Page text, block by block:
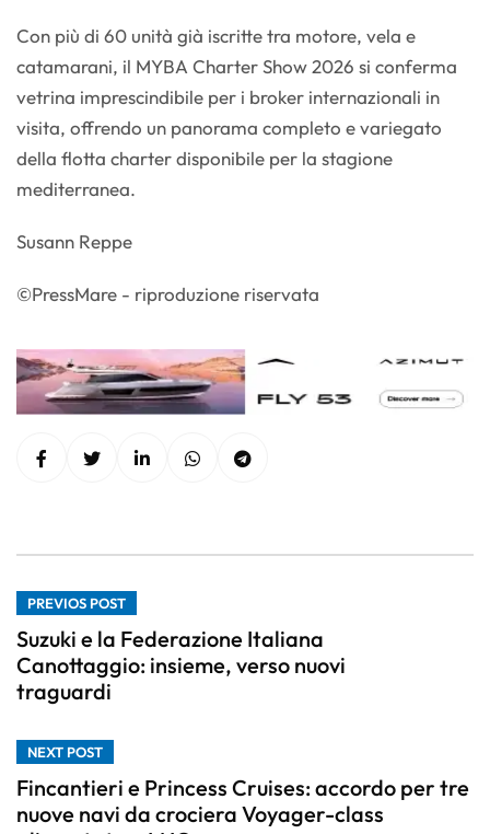
Con più di 60 unità già iscritte tra motore, vela e
catamarani, il MYBA Charter Show 2026 si conferma
vetrina imprescindibile per i broker internazionali in
visita, offrendo un panorama completo e variegato
della flotta charter disponibile per la stagione
mediterranea.
Susann Reppe
©PressMare - riproduzione riservata
PREVIOS POST
Suzuki e la Federazione Italiana
Canottaggio: insieme, verso nuovi
traguardi
NEXT POST
Fincantieri e Princess Cruises: accordo per tre
nuove navi da crociera Voyager-class